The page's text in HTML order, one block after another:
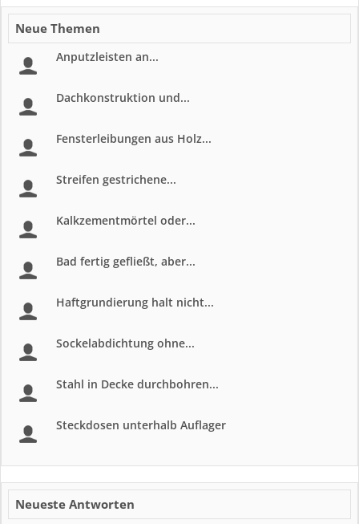
Neue Themen
Anputzleisten an...
Dachkonstruktion und...
Fensterleibungen aus Holz...
Streifen gestrichene...
Kalkzementmörtel oder...
Bad fertig gefließt, aber...
Haftgrundierung halt nicht...
Sockelabdichtung ohne...
Stahl in Decke durchbohren...
Steckdosen unterhalb Auflager
Neueste Antworten